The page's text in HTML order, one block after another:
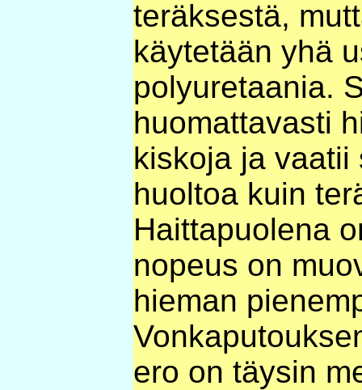
teräksestä,
käytetään yhä
polyuretaania.
huomattavasti
kiskoja ja vaatii
huoltoa kuin
Haittapuolena
nopeus on
hieman
ero on täysin